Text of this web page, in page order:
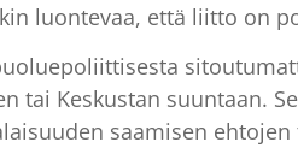
luontevaa, että liitto on
tai Keskustan suuntaan.
saamisen